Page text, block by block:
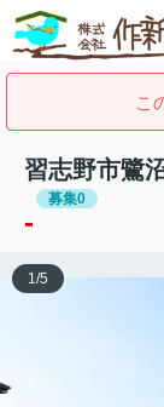
こ
習志野市鷺
募集0
-
1/5